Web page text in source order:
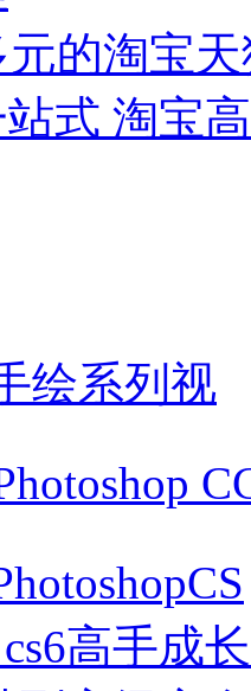
的淘宝
式 淘宝
绘系列视